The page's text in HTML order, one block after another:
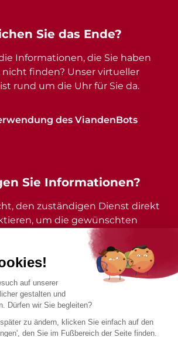
Sie das Ende?
Informationen, die Sie haben
finden? Unser virtueller
rund um die Uhr für Sie da.
des ViandenBots
Sie Informationen?
den zuständigen Dienst direkt
um die gewünschten
zu erhalten.
Vianden - Alle Rechte vorbehalten
Impressum
Datenschutzrichtlinie